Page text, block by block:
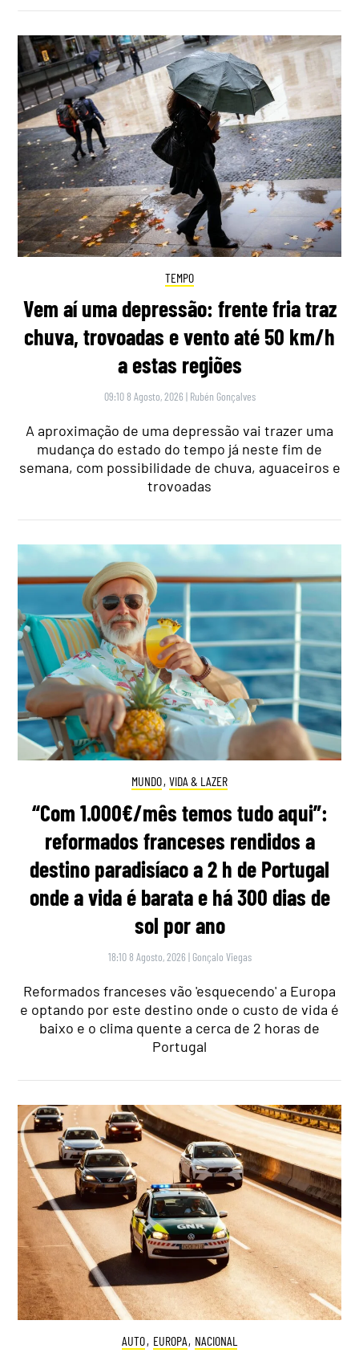
TEMPO
Vem aí uma depressão: frente fria traz
chuva, trovoadas e vento até 50 km/h
a estas regiões
09:10 8 Agosto, 2026 | Rubén Gonçalves
A aproximação de uma depressão vai trazer uma
mudança do estado do tempo já neste fim de
semana, com possibilidade de chuva, aguaceiros e
trovoadas
MUNDO, VIDA & LAZER
“Com 1.000€/mês temos tudo aqui”:
reformados franceses rendidos a
destino paradisíaco a 2 h de Portugal
onde a vida é barata e há 300 dias de
sol por ano
18:10 8 Agosto, 2026 | Gonçalo Viegas
Reformados franceses vão 'esquecendo' a Europa
e optando por este destino onde o custo de vida é
baixo e o clima quente a cerca de 2 horas de
Portugal
AUTO, EUROPA, NACIONAL